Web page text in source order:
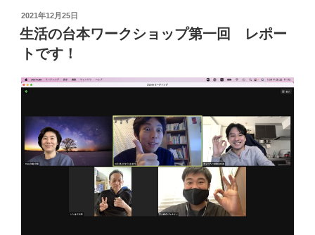
投
稿
日:
2021年12月25日
生活の台本ワークショップ第一回 レポー
トです！